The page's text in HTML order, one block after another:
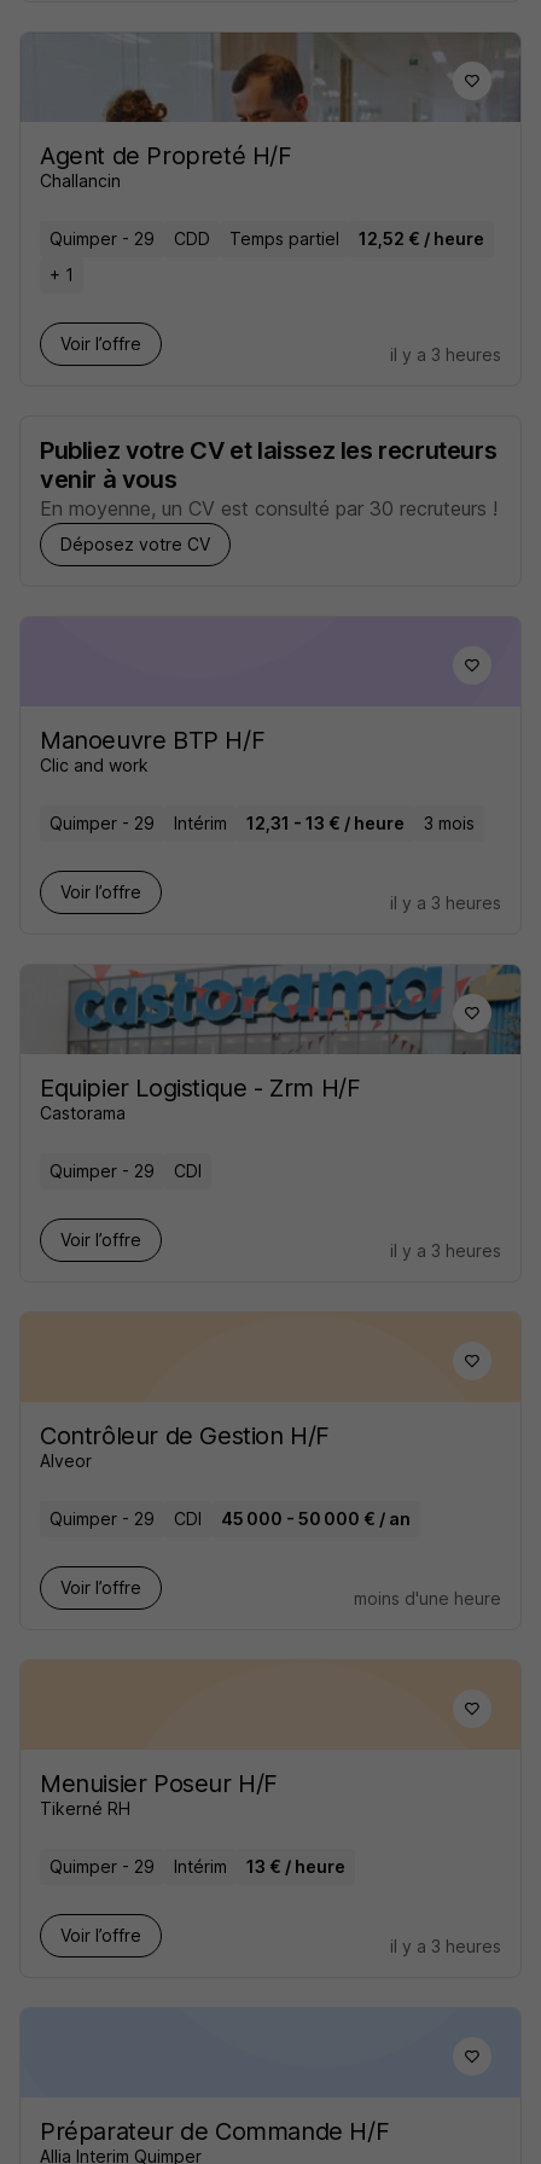
Agent de Propreté H/F
Challancin
Quimper - 29 CDD Temps partiel
12,52 € / heure
+ 1
Voir l’offre
il y a 3 heures
Publiez votre CV et laissez les recruteurs
venir à vous
En moyenne, un CV est consulté par 30 recruteurs !
Déposez votre CV
Manoeuvre BTP H/F
Clic and work
Quimper - 29 Intérim 12,31 - 13 € / heure 3 mois
Voir l’offre
il y a 3 heures
Equipier Logistique - Zrm H/F
Castorama
Quimper - 29 CDI
Voir l’offre
il y a 3 heures
Contrôleur de Gestion H/F
Alveor
Quimper - 29 CDI 45 000 - 50 000 € / an
Voir l’offre
moins d'une heure
Menuisier Poseur H/F
Tikerné RH
Quimper - 29 Intérim 13 € / heure
Voir l’offre
il y a 3 heures
Préparateur de Commande H/F
Allia Interim Quimper